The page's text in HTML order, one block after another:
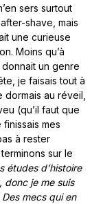
sers surtout
shave, mais
une curieuse
Moins qu’à
un genre
je faisais tout à
au réveil,
(qu’il faut que
mes
à rester
sur le
études d’histoire
donc je me suis
mecs qui en